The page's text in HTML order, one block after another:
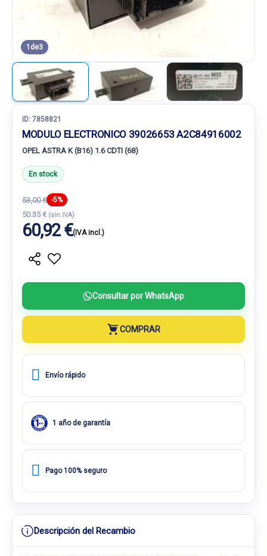
1 de3
ID: 7858821
MODULO ELECTRONICO 39026653 A2C84916002
OPEL ASTRA K (B16) 1.6 CDTI (68)
En stock
53,00 € -5%
50.35 € (sin IVA)
60,92 €(IVA incl.)
Consultar por WhatsApp
COMPRAR
Envío rápido
1 año de garantía
Pago 100% seguro
Descripción del Recambio